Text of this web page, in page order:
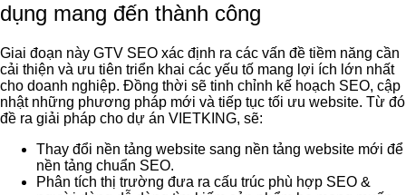
dụng mang đến thành công
Giai đoạn này GTV SEO xác định ra các vấn đề tiềm năng cần
cải thiện và ưu tiên triển khai các yếu tố mang lợi ích lớn nhất
cho doanh nghiệp. Đồng thời sẽ tinh chỉnh kế hoạch SEO, cập
nhật những phương pháp mới và tiếp tục tối ưu website. Từ đó
đề ra giải pháp cho dự án VIETKING, sẽ:
Thay đổi nền tảng website sang nền tảng website mới để
nền tảng chuẩn SEO.
Phân tích thị trường đưa ra cấu trúc phù hợp SEO &